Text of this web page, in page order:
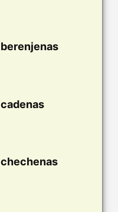
berenjenas
cadenas
chechenas